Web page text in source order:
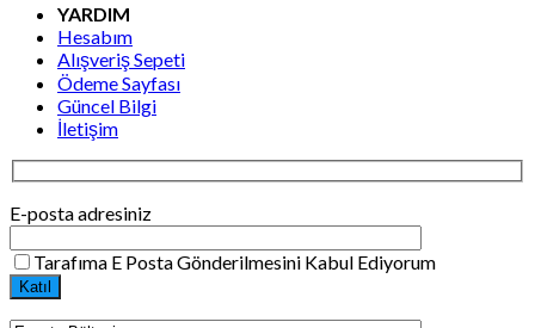
YARDIM
Hesabım
Alışveriş Sepeti
Ödeme Sayfası
Güncel Bilgi
İletişim
E-posta adresiniz
Tarafıma E Posta Gönderilmesini Kabul Ediyorum